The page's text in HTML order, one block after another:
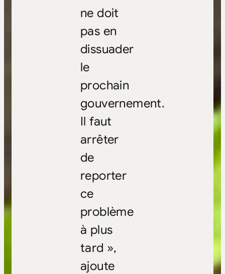
ne doit
pas en
dissuader
le
prochain
gouvernement.
Il faut
arrêter
de
reporter
ce
problème
à plus
tard »,
ajoute